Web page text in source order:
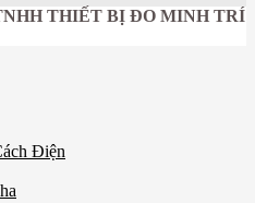
THIẾT BỊ ĐO MINH TRÍ
Điện